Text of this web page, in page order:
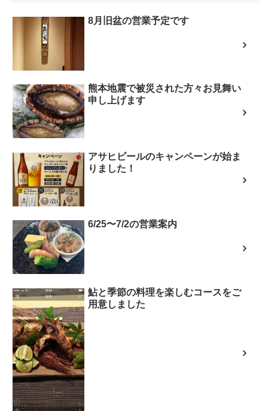
8月旧盆の営業予定です
熊本地震で被災された方々お見舞い
申し上げます
アサヒビールのキャンペーンが始ま
りました！
6/25〜7/2の営業案内
鮎と季節の料理を楽しむコースをご
用意しました